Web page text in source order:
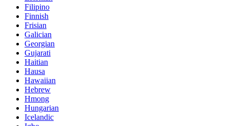
Filipino
Finnish
Frisian
Galician
Georgian
Gujarati
Haitian
Hausa
Hawaiian
Hebrew
Hmong
Hungarian
Icelandic